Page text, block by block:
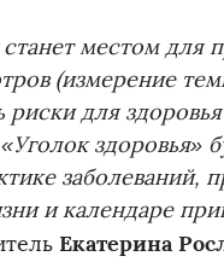
местом для
(измерение
риски для
здоровья»
заболеваний,
и календаре
Екатерина